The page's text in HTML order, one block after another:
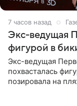
7 часов назад
Экс-ведущая
фигурой в
Экс-ведущая
похвасталась
позировала на